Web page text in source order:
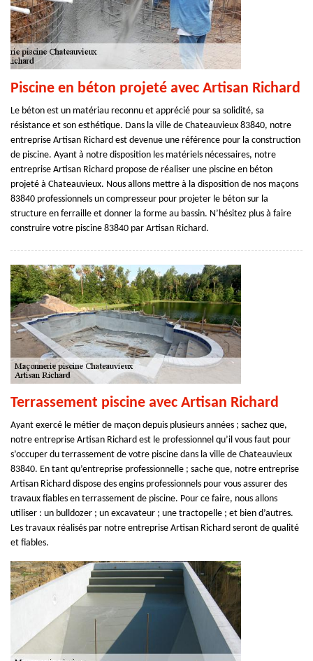
Piscine en béton projeté avec Artisan Richard
Le béton est un matériau reconnu et apprécié pour sa solidité, sa
résistance et son esthétique. Dans la ville de Chateauvieux 83840, notre
entreprise Artisan Richard est devenue une référence pour la construction
de piscine. Ayant à notre disposition les matériels nécessaires, notre
entreprise Artisan Richard propose de réaliser une piscine en béton
projeté à Chateauvieux. Nous allons mettre à la disposition de nos maçons
83840 professionnels un compresseur pour projeter le béton sur la
structure en ferraille et donner la forme au bassin. N’hésitez plus à faire
construire votre piscine 83840 par Artisan Richard.
Terrassement piscine avec Artisan Richard
Ayant exercé le métier de maçon depuis plusieurs années ; sachez que,
notre entreprise Artisan Richard est le professionnel qu’il vous faut pour
s’occuper du terrassement de votre piscine dans la ville de Chateauvieux
83840. En tant qu’entreprise professionnelle ; sache que, notre entreprise
Artisan Richard dispose des engins professionnels pour vous assurer des
travaux fiables en terrassement de piscine. Pour ce faire, nous allons
utiliser : un bulldozer ; un excavateur ; une tractopelle ; et bien d’autres.
Les travaux réalisés par notre entreprise Artisan Richard seront de qualité
et fiables.